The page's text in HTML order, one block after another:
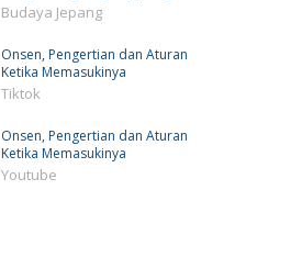
Budaya Jepang
Onsen, Pengertian dan Aturan
Ketika Memasukinya
Tiktok
Onsen, Pengertian dan Aturan
Ketika Memasukinya
Youtube